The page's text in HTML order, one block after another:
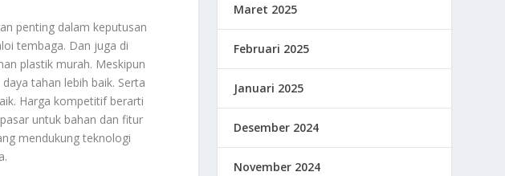
penting dalam keputusan
tembaga. Dan juga di
plastik murah. Meskipun
tahan lebih baik. Serta
Harga kompetitif berarti
untuk bahan dan fitur
mendukung teknologi
Maret 2025
Februari 2025
Januari 2025
Desember 2024
November 2024